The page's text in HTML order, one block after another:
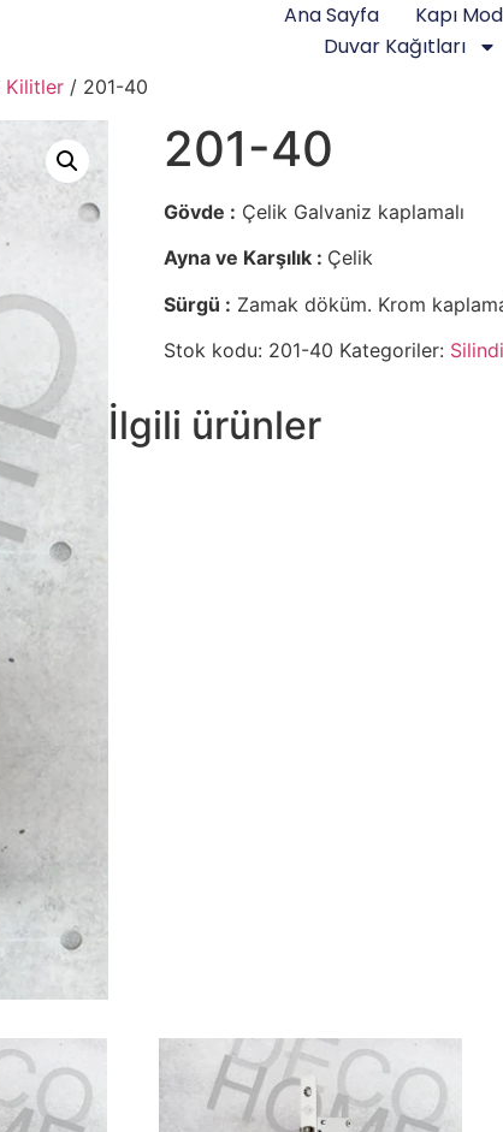
Ana Sayfa Kapı
Duvar Kağıtları
Kilitler / 201-40
201-40
Gövde : Çelik Galvaniz kaplamalı
Ayna ve Karşılık : Çelik
Sürgü : Zamak döküm. Krom
Stok kodu: 201-40 Kategoriler:
İlgili ürünler